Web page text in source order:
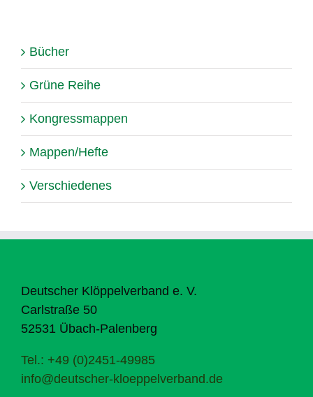
Bücher
Grüne Reihe
Kongressmappen
Mappen/Hefte
Verschiedenes
Deutscher Klöppelverband e. V.
Carlstraße 50
52531 Übach-Palenberg
Tel.: +49 (0)2451-49985
info@deutscher-kloeppelverband.de